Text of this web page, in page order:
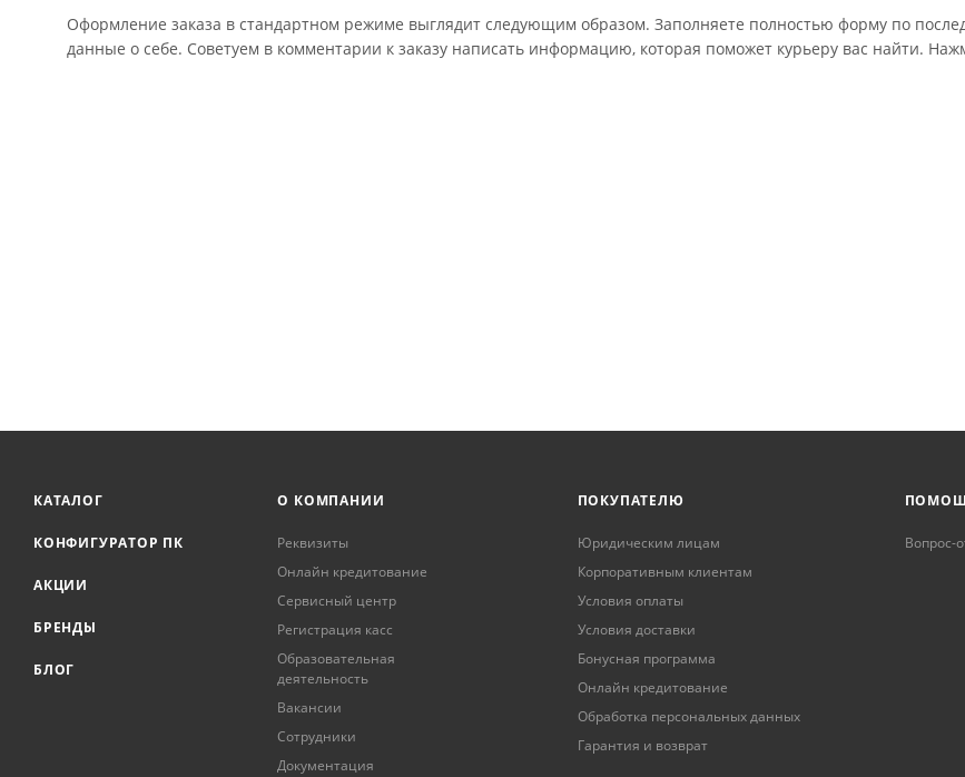
Оформление заказа в стандартном режиме выглядит следующим образом. Заполняете полностью форму по
данные о себе. Советуем в комментарии к заказу написать информацию, которая поможет курьеру вас найти.
КАТАЛОГ
КОНФИГУРАТОР ПК
АКЦИИ
БРЕНДЫ
БЛОГ
О КОМПАНИИ
Реквизиты
Онлайн кредитование
Сервисный центр
Регистрация касс
Образовательная
деятельность
Вакансии
Сотрудники
Документация
ПОКУПАТЕЛЮ
Юридическим лицам
Корпоративным клиентам
Условия оплаты
Условия доставки
Бонусная программа
Онлайн кредитование
Обработка персональных данных
Гарантия и возврат
Вопрос-